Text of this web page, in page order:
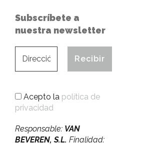
Subscríbete a
nuestra newsletter
Acepto la política de
privacidad
Responsable: VAN
BEVEREN, S.L. Finalidad: